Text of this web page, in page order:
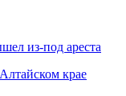
из-под ареста
крае